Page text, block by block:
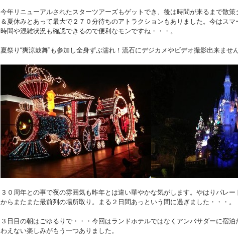
今年リニューアルされたスターツアーズもゲットでき、後は時間が来るまで散
＆夏休みとあって最大で２７０分待ちのアトラクションもありました。今はス
時間や混雑状況も確認できるので便利なモンですね・・・。
夏祭り“爽涼鼓舞”も参加し全身ずぶ濡れ！流石にデジカメやビデオ撮影出来ません
３０周年との事で夜の雰囲気も昨年とは違い華やかな気がします。やはりパレ
からまたまた最前列の場所取り。まる２日間あっという間に過ぎました・・・。
３日目の朝はごゆるりで・・・今回はランドホテルではなくアンバサダーに宿
わえない楽しみがもう一つありました。